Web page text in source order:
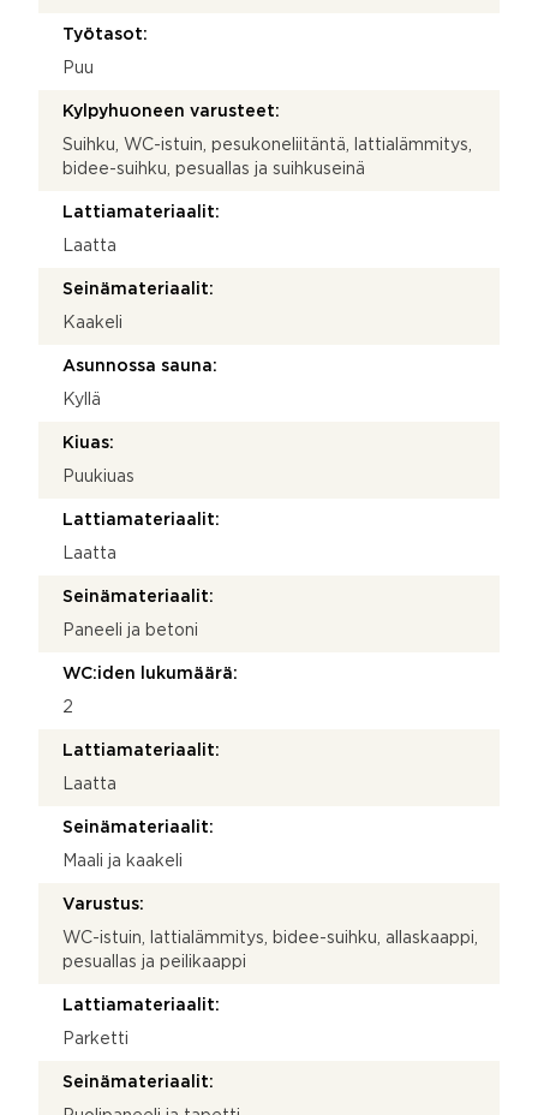
Työtasot:
Puu
Kylpyhuoneen varusteet:
Suihku, WC-istuin, pesukoneliitäntä, lattialämmitys,
bidee-suihku, pesuallas ja suihkuseinä
Lattiamateriaalit:
Laatta
Seinämateriaalit:
Kaakeli
Asunnossa sauna:
Kyllä
Kiuas:
Puukiuas
Lattiamateriaalit:
Laatta
Seinämateriaalit:
Paneeli ja betoni
WC:iden lukumäärä:
2
Lattiamateriaalit:
Laatta
Seinämateriaalit:
Maali ja kaakeli
Varustus:
WC-istuin, lattialämmitys, bidee-suihku, allaskaappi,
pesuallas ja peilikaappi
Lattiamateriaalit:
Parketti
Seinämateriaalit: